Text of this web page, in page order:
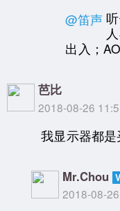
@笛声
出入；
芭比
2018-08-26
我显示器都
Mr.Chou
2018-08-